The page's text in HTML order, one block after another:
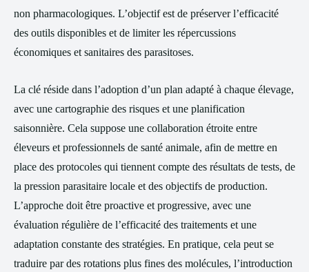
non pharmacologiques. L’objectif est de préserver l’efficacité
des outils disponibles et de limiter les répercussions
économiques et sanitaires des parasitoses.
La clé réside dans l’adoption d’un plan adapté à chaque élevage,
avec une cartographie des risques et une planification
saisonnière. Cela suppose une collaboration étroite entre
éleveurs et professionnels de santé animale, afin de mettre en
place des protocoles qui tiennent compte des résultats de tests, de
la pression parasitaire locale et des objectifs de production.
L’approche doit être proactive et progressive, avec une
évaluation régulière de l’efficacité des traitements et une
adaptation constante des stratégies. En pratique, cela peut se
traduire par des rotations plus fines des molécules, l’introduction